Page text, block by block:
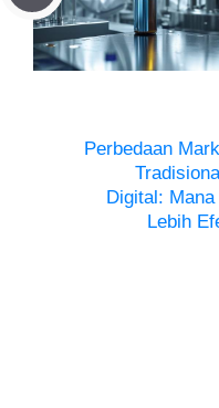
Perbedaan
Digital:
Lebih